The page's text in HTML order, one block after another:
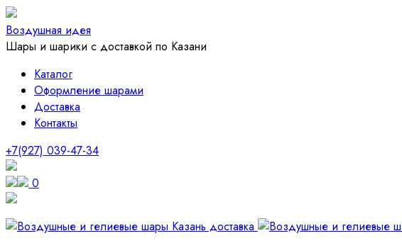
Воздушная идея
Шары и шарики с доставкой по Казани
Каталог
Оформление шарами
Доставка
Контакты
+7(927) 039-47-34
0